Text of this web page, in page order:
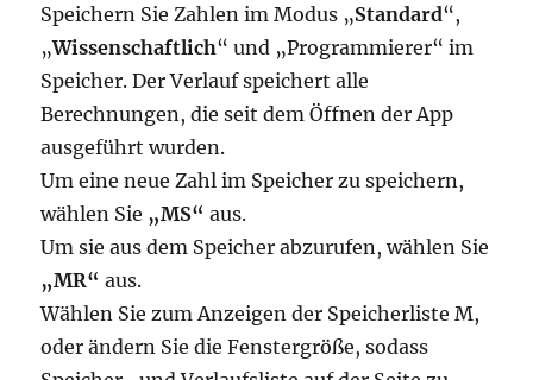
Speichern Sie Zahlen im Modus „Standard“,
„Wissenschaftlich“ und „Programmierer“ im
Speicher. Der Verlauf speichert alle
Berechnungen, die seit dem Öffnen der App
ausgeführt wurden.
Um eine neue Zahl im Speicher zu speichern,
wählen Sie „MS“ aus.
Um sie aus dem Speicher abzurufen, wählen Sie
„MR“ aus.
Wählen Sie zum Anzeigen der Speicherliste M,
oder ändern Sie die Fenstergröße, sodass